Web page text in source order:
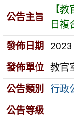
公告主旨
【
日複
發佈日期
2023
發佈單位 教官
公告類別
行政
公告等級